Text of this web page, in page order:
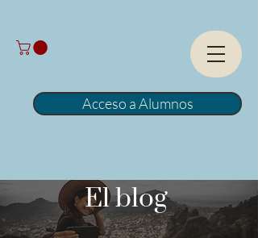
Acceso a Alumnos
El blog